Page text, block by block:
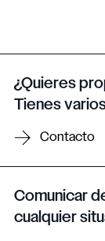
¿Quieres
Tienes
Contacto
Comunicar
cualquier